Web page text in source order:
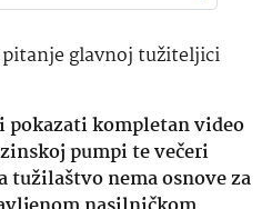
glavnoj tužiteljici
pokazati kompletan video
pumpi te večeri
nema osnove za